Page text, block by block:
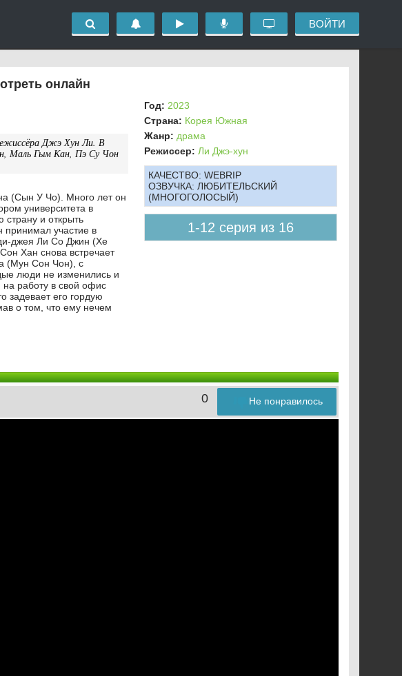
ВОЙТИ
онлайн
Джэ Хун Ли. В
Маль Гым Кан, Пэ Су Чон
(Сын У Чо). Много лет он
университета в
страну и открыть
участие в
джея Ли Со Джин (Хе
Хан снова встречает
(Мун Сон Чон), с
люди не изменились и
работу в свой офис
задевает его гордую
о том, что ему нечем
Год: 2023
Страна: Корея Южная
Жанр: драма
Режиссер: Ли Джэ-хун
КАЧЕСТВО: WEBRIP
ОЗВУЧКА: ЛЮБИТЕЛЬСКИЙ
(МНОГОГОЛОСЫЙ)
1-12 серия из 16
0 Не понравилось